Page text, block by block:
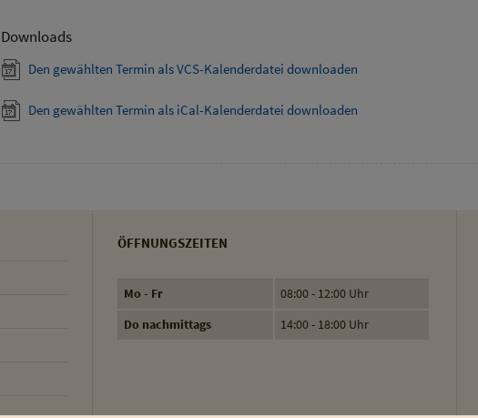
Downloads
Den gewählten Termin als VCS-Kalenderdatei downloaden
Den gewählten Termin als iCal-Kalenderdatei downloaden
ÖFFNUNGSZEITEN
Mo - Fr
08:00 - 12:00 Uhr
Do nachmittags
14:00 - 18:00 Uhr